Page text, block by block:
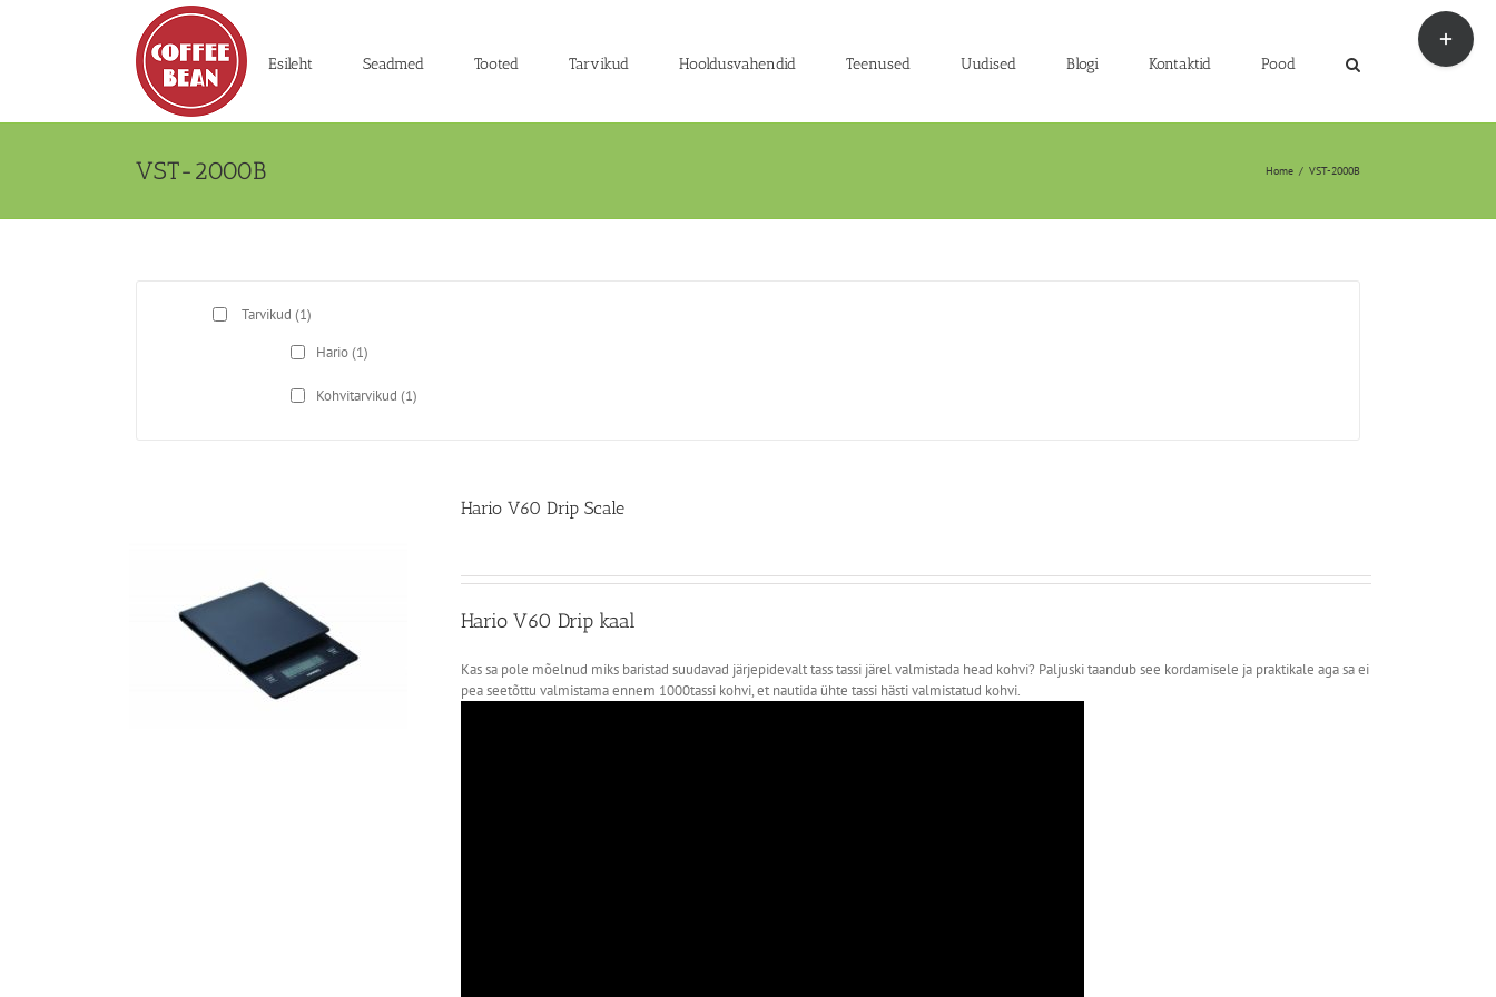
Esileht Seadmed Tooted Tarvikud Hooldusvahendid Teenused Uudised Blogi Kontaktid Pood
VST-2000B Home / VST-2000B
Tarvikud (1)
Hario(1)
Kohvitarvikud (1)
Hario V60 Drip Scale
Hario V60 Drip kaal
Kas sa pole mõelnud miks baristad suudavad järjepidevalt tass tassi järel valmistada head kohvi? Paljuski taandub see kordamisele ja praktikale aga sa ei
pea seetõttu valmistama ennem 1000tassi kohvi, et nautida ühte tassi hästi valmistatud kohvi.
Toggle
Sliding
Bar